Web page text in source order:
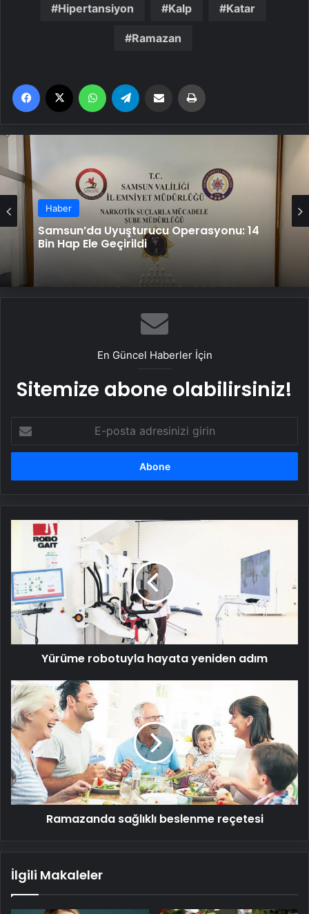
Hipertansiyon Kalp Katar
Ramazan
Facebook WhatsApp Email'den paylaş
Haber
Samsun’da Uyuşturucu Operasyonu: 14
Bin Hap Ele Geçirildi
Haber
Bodrum’da Tekne Kazası: 3 Turist
En Güncel Haberler İçin
Sitemize abone olabilirsiniz!
posta
adresinizi
Yürüme
robotuyla
yeniden
adım
Yürüme robotuyla hayata yeniden adım
Ramazanda
sağlıklı
beslenme
reçetesi
Ramazanda sağlıklı beslenme reçetesi
İlgili Makaleler